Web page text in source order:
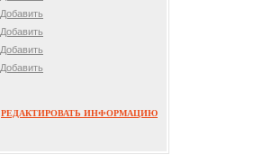
Добавить
Добавить
Добавить
Добавить
РЕДАКТИРОВАТЬ ИНФОРМАЦИЮ